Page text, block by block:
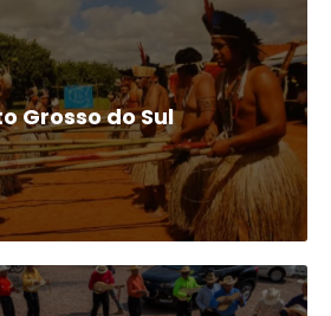
Grosso do Sul